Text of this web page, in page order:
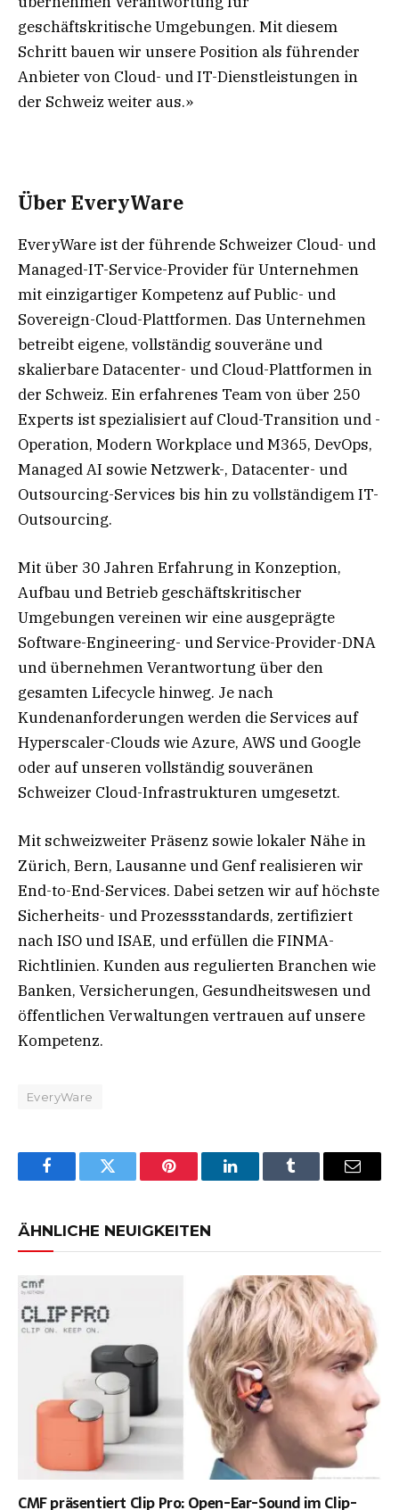
geschäftskritische Umgebungen. Mit diesem
Schritt bauen wir unsere Position als führender
Anbieter von Cloud- und IT-Dienstleistungen in
der Schweiz weiter aus.»
Über EveryWare
EveryWare ist der führende Schweizer Cloud- und
Managed-IT-Service-Provider für Unternehmen
mit einzigartiger Kompetenz auf Public- und
Sovereign-Cloud-Plattformen. Das Unternehmen
betreibt eigene, vollständig souveräne und
skalierbare Datacenter- und Cloud-Plattformen in
der Schweiz. Ein erfahrenes Team von über 250
Experts ist spezialisiert auf Cloud-Transition und -
Operation, Modern Workplace und M365, DevOps,
Managed AI sowie Netzwerk-, Datacenter- und
Outsourcing-Services bis hin zu vollständigem IT-
Outsourcing.
Mit über 30 Jahren Erfahrung in Konzeption,
Aufbau und Betrieb geschäftskritischer
Umgebungen vereinen wir eine ausgeprägte
Software-Engineering- und Service-Provider-DNA
und übernehmen Verantwortung über den
gesamten Lifecycle hinweg. Je nach
Kundenanforderungen werden die Services auf
Hyperscaler-Clouds wie Azure, AWS und Google
oder auf unseren vollständig souveränen
Schweizer Cloud-Infrastrukturen umgesetzt.
Mit schweizweiter Präsenz sowie lokaler Nähe in
Zürich, Bern, Lausanne und Genf realisieren wir
End-to-End-Services. Dabei setzen wir auf höchste
Sicherheits- und Prozessstandards, zertifiziert
nach ISO und ISAE, und erfüllen die FINMA-
Richtlinien. Kunden aus regulierten Branchen wie
Banken, Versicherungen, Gesundheitswesen und
öffentlichen Verwaltungen vertrauen auf unsere
Kompetenz.
EveryWare
FacebookTwitter Pinterest LinkedInTumblr Email
ÄHNLICHE NEUIGKEITEN
CMF präsentiert Clip Pro: Open-Ear-Sound im Clip-